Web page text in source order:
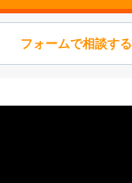
フォームで相談する